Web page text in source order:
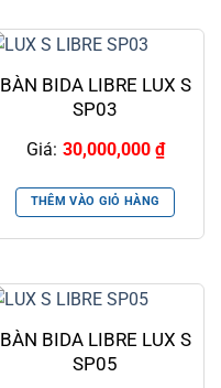
BÀN BIDA LIBRE LUX S
SP03
Giá: 30,000,000 ₫
THÊM VÀO GIỎ HÀNG
BÀN BIDA LIBRE LUX S
SP05